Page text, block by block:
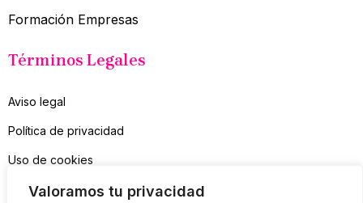
Valoramos tu privacidad
Formación Empresas
Términos Legales
Aviso legal
Política de privacidad
Uso de cookies
Contacto